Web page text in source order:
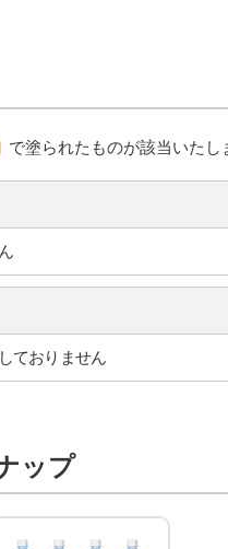
で塗られたものが該当いたし
ておりません
ップ